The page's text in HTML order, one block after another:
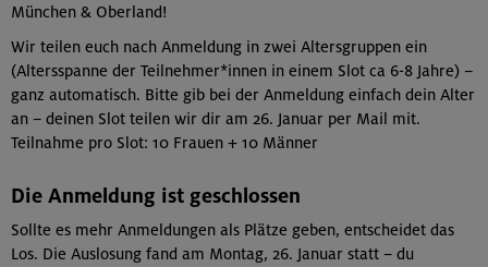
München & Oberland!
Wir teilen euch nach Anmeldung in zwei Altersgruppen ein
(Altersspanne der Teilnehmer*innen in einem Slot ca 6-8 Jahre) –
ganz automatisch. Bitte gib bei der Anmeldung einfach dein Alter
an – deinen Slot teilen wir dir am 26. Januar per Mail mit.
Teilnahme pro Slot: 10 Frauen + 10 Männer
Die Anmeldung ist geschlossen
Sollte es mehr Anmeldungen als Plätze geben, entscheidet das
Los. Die Auslosung fand am Montag, 26. Januar statt – du